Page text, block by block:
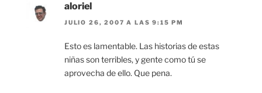
aloriel
JULIO 26, 2007 A LAS 9:15 PM
Esto es lamentable. Las historias de estas
niñas son terribles, y gente como tú se
aprovecha de ello. Que pena.